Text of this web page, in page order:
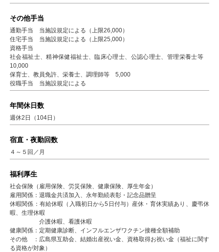
その他手当
通勤手当 当施設規定による（上限26,000）
住宅手当 当施設規定による（上限25,000）
資格手当
社会福祉士、精神保健福祉士、臨床心理士、公認心理士、管理栄養士等
10,000
保育士、教員免許、栄養士、調理師等 5,000
役職手当 当施設規定による
年間休日数
週休2日（104日）
宿直・夜勤回数
４～５回／月
福利厚生
社会保険（雇用保険、労災保険、健康保険、厚生年金）
雇用関係：退職金共済加入、永年勤続表彰・記念品贈呈
休暇関係：有給休暇（入職初日から5日付与）産休・育休実績あり、慶弔休
暇、生理休暇
介護休暇、看護休暇
健康関係：定期健康診断、インフルエンザワクチン接種全額補助
その他 ：広島県互助会、結婚出産祝い金、資格取得お祝い金（福祉に関す
る資格が対象）